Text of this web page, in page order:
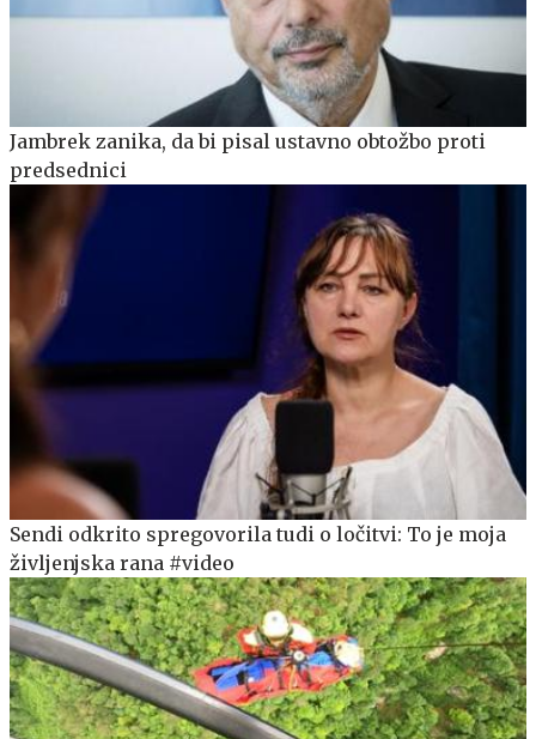
Jambrek zanika, da bi pisal ustavno obtožbo proti
predsednici
Sendi odkrito spregovorila tudi o ločitvi: To je moja
življenjska rana #video